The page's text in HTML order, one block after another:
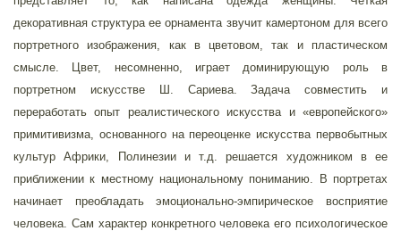
декоративная структура ее орнамента звучит камертоном для всего
портретного изображения, как в цветовом, так и пластическом
смысле. Цвет, несомненно, играет доминирующую роль в
портретном искусстве Ш. Сариева. Задача совместить и
переработать опыт реалистического искусства и «европейского»
примитивизма, основанного на переоценке искусства первобытных
культур Африки, Полинезии и т.д. решается художником в ее
приближении к местному национальному пониманию. В портретах
начинает преобладать эмоционально-эмпирическое восприятие
человека. Сам характер конкретного человека его психологическое